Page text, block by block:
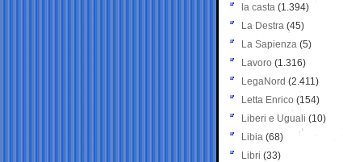
la casta (1.394)
La Destra (45)
La Sapienza (5)
Lavoro (1.316)
LegaNord (2.411)
Letta Enrico (154)
Liberi e Uguali (10)
Libia (68)
Libri (33)